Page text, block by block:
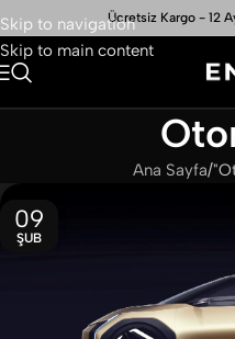
Skip to navigation
Skip to main content
Ücretsiz Kargo - 12
Ana Sayfa
09
ŞUB